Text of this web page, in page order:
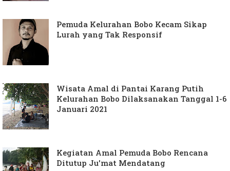
Pemuda Kelurahan Bobo Kecam Sikap
Lurah yang Tak Responsif
Wisata Amal di Pantai Karang Putih
Kelurahan Bobo Dilaksanakan Tanggal 1-6
Januari 2021
Kegiatan Amal Pemuda Bobo Rencana
Ditutup Ju'mat Mendatang